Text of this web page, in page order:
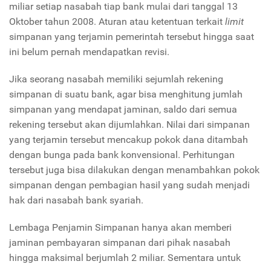
miliar setiap nasabah tiap bank mulai dari tanggal 13
Oktober tahun 2008. Aturan atau ketentuan terkait limit
simpanan yang terjamin pemerintah tersebut hingga saat
ini belum pernah mendapatkan revisi.
Jika seorang nasabah memiliki sejumlah rekening
simpanan di suatu bank, agar bisa menghitung jumlah
simpanan yang mendapat jaminan, saldo dari semua
rekening tersebut akan dijumlahkan. Nilai dari simpanan
yang terjamin tersebut mencakup pokok dana ditambah
dengan bunga pada bank konvensional. Perhitungan
tersebut juga bisa dilakukan dengan menambahkan pokok
simpanan dengan pembagian hasil yang sudah menjadi
hak dari nasabah bank syariah.
Lembaga Penjamin Simpanan hanya akan memberi
jaminan pembayaran simpanan dari pihak nasabah
hingga maksimal berjumlah 2 miliar. Sementara untuk